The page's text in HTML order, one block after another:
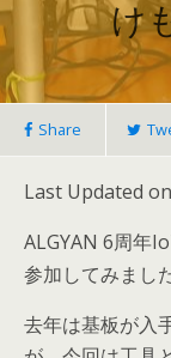
け
Share
Last Updated
ALGYAN 6周年
参加してみました
去年は基板が入